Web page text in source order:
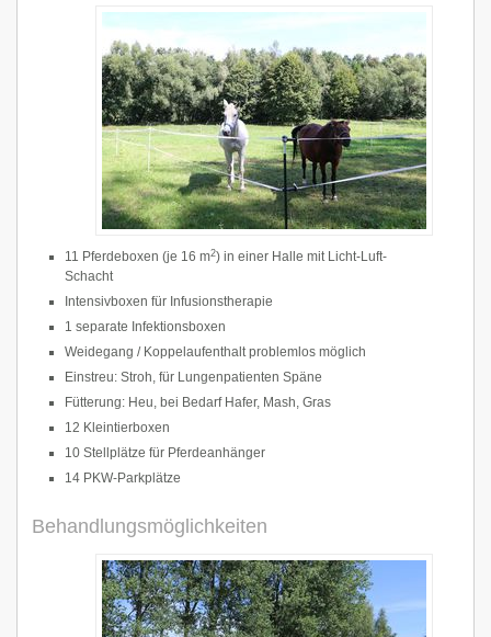
11 Pferdeboxen (je 16 m2) in einer Halle mit Licht-Luft-
Schacht
Intensivboxen für Infusionstherapie
1 separate Infektionsboxen
Weidegang / Koppelaufenthalt problemlos möglich
Einstreu: Stroh, für Lungenpatienten Späne
Fütterung: Heu, bei Bedarf Hafer, Mash, Gras
12 Kleintierboxen
10 Stellplätze für Pferdeanhänger
14 PKW-Parkplätze
Behandlungsmöglichkeiten